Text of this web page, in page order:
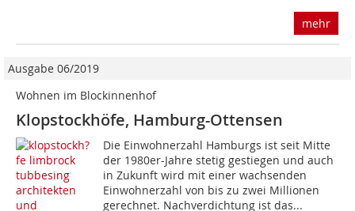
mehr
Ausgabe 06/2019
Wohnen im Blockinnenhof
Klopstockhöfe, Hamburg-Ottensen
Die Einwohnerzahl Hamburgs ist seit Mitte
der 1980er-Jahre stetig gestiegen und auch
in Zukunft wird mit einer wachsenden
Einwohnerzahl von bis zu zwei Millionen
gerechnet. Nachverdichtung ist das...